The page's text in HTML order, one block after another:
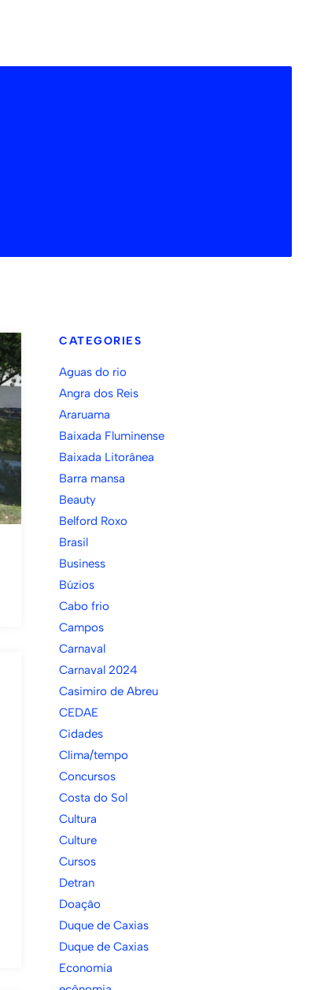
CATEGORIES
Aguas do rio
Angra dos Reis
Araruama
Baixada Fluminense
Baixada Litorânea
Barra mansa
Beauty
Belford Roxo
Brasil
Business
Búzios
Cabo frio
Campos
Carnaval
Carnaval 2024
Casimiro de Abreu
CEDAE
Cidades
Clima/tempo
Concursos
Costa do Sol
Cultura
Culture
Cursos
Detran
Doação
Duque de Caxias
Duque de Caxias
Economia